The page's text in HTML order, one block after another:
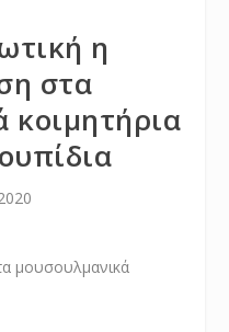
η
στα
κοιμητήρια